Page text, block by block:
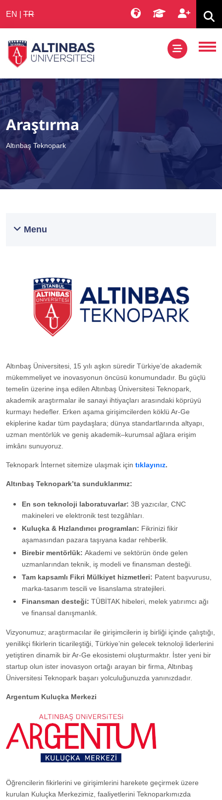
EN TR
Araştırma
Altınbaş Teknopark
Menu
Altınbaş Üniversitesi, 15 yılı aşkın süredir Türkiye’de akademik
mükemmeliyet ve inovasyonun öncüsü konumundadır. Bu güçlü
temelin üzerine inşa edilen Altınbaş Üniversitesi Teknopark,
akademik araştırmalar ile sanayi ihtiyaçları arasındaki köprüyü
kurmayı hedefler. Erken aşama girişimcilerden köklü Ar-Ge
ekiplerine kadar tüm paydaşlara; dünya standartlarında altyapı,
uzman mentörlük ve geniş akademik–kurumsal ağlara erişim
imkânı sunuyoruz.
Teknopark İnternet sitemize ulaşmak için tıklayınız.
Altınbaş Teknopark’ta sunduklarımız:
En son teknoloji laboratuvarlar: 3B yazıcılar, CNC
makineleri ve elektronik test tezgâhları.
Kuluçka & Hızlandırıcı programları: Fikrinizi fikir
aşamasından pazara taşıyana kadar rehberlik.
Birebir mentörlük: Akademi ve sektörün önde gelen
uzmanlarından teknik, iş modeli ve finansman desteği.
Tam kapsamlı Fikri Mülkiyet hizmetleri: Patent başvurusu,
marka-tasarım tescili ve lisanslama stratejileri.
Finansman desteği: TÜBİTAK hibeleri, melek yatırımcı ağı
ve finansal danışmanlık.
Vizyonumuz; araştırmacılar ile girişimcilerin iş birliği içinde çalıştığı,
yenilikçi fikirlerin ticarileştiği, Türkiye’nin gelecek teknoloji liderlerini
yetiştiren dinamik bir Ar-Ge ekosistemi oluşturmaktır. İster yeni bir
startup olun ister inovasyon ortağı arayan bir firma, Altınbaş
Üniversitesi Teknopark başarı yolculuğunuzda yanınızdadır.
Argentum Kuluçka Merkezi
Öğrencilerin fikirlerini ve girişimlerini harekete geçirmek üzere
kurulan Kuluçka Merkezimiz, faaliyetlerini Teknoparkımızda